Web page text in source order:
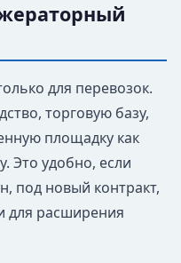
для перевозок.
торговую базу,
площадку как
Это удобно, если
под новый контракт,
для расширения